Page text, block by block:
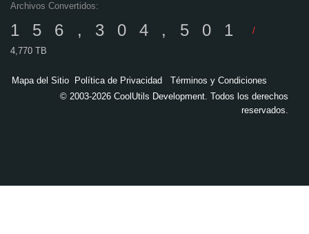
Archivos Convertidos:
156,304,501
/
4,770 TB
Mapa del Sitio Política de Privacidad
Términos y Condiciones
© 2003-2026 CoolUtils Development. Todos los derechos
reservados.